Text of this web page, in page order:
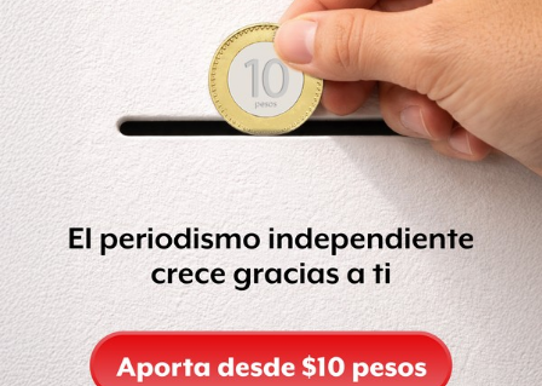
Compartir Leer después